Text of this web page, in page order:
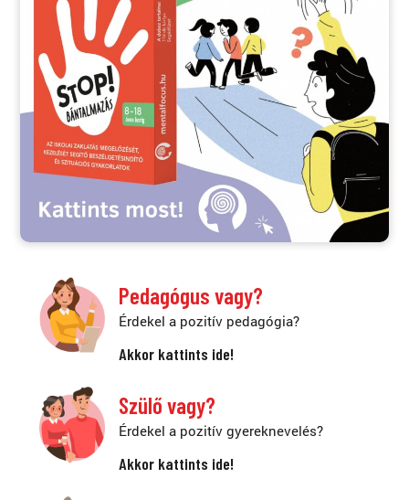
Pedagógus vagy?
Érdekel a pozitív pedagógia?
Akkor kattints ide!
Szülő vagy?
Érdekel a pozitív gyereknevelés?
Akkor kattints ide!